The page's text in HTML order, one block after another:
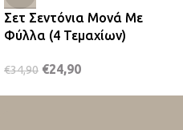
Σετ Σεντόνια Μονά Με
Φύλλα (4 Τεμαχίων)
€34,90 €24,90